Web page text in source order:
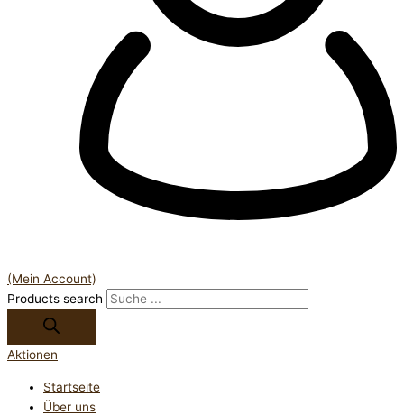
(Mein Account)
Products search
Aktionen
Startseite
Über uns